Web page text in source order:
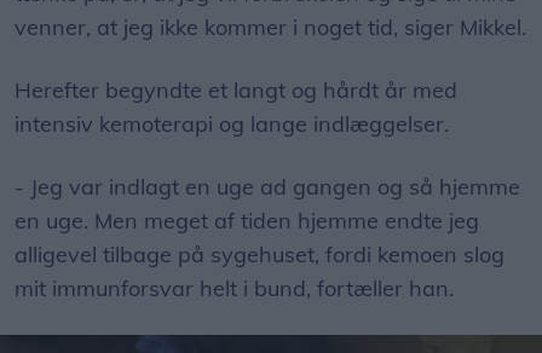
venner, at jeg ikke kommer i noget tid, siger Mikkel.
Herefter begyndte et langt og hårdt år med
intensiv kemoterapi og lange indlæggelser.
- Jeg var indlagt en uge ad gangen og så hjemme
en uge. Men meget af tiden hjemme endte jeg
alligevel tilbage på sygehuset, fordi kemoen slog
mit immunforsvar helt i bund, fortæller han.